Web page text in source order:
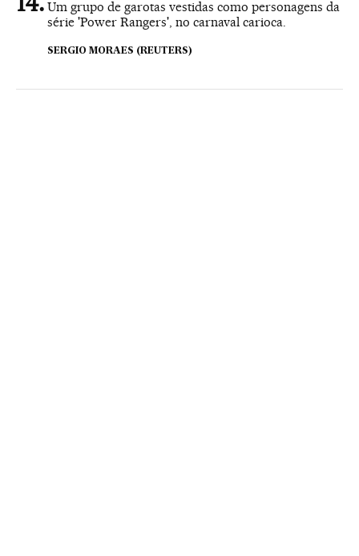
Um grupo de garotas vestidas como personagens da
série 'Power Rangers', no carnaval carioca.
SERGIO MORAES (REUTERS)